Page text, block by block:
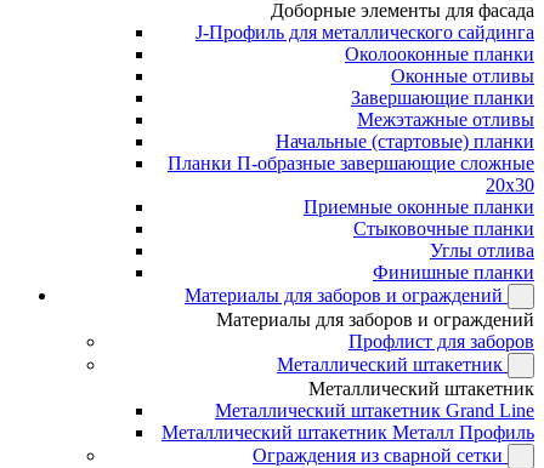
Доборные элементы для фасада
J-Профиль для металлического сайдинга
Околооконные планки
Оконные отливы
Завершающие планки
Межэтажные отливы
Начальные (стартовые) планки
Планки П-образные завершающие сложные
20x30
Приемные оконные планки
Стыковочные планки
Углы отлива
Финишные планки
Материалы для заборов и ограждений
Материалы для заборов и ограждений
Профлист для заборов
Металлический штакетник
Металлический штакетник
Металлический штакетник Grand Line
Металлический штакетник Металл Профиль
Ограждения из сварной сетки